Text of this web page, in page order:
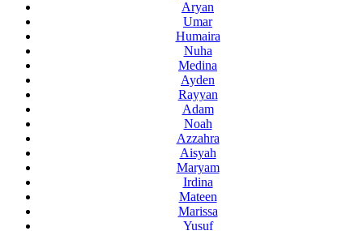
Aryan
Umar
Humaira
Nuha
Medina
Ayden
Rayyan
Adam
Noah
Azzahra
Aisyah
Maryam
Irdina
Mateen
Marissa
Yusuf